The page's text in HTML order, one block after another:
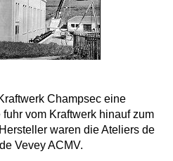
Champsec eine
vom Kraftwerk hinauf zum
waren die Ateliers de
Vevey ACMV.